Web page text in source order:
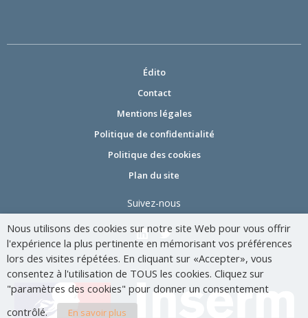
Édito
Contact
Mentions légales
Politique de confidentialité
Politique des cookies
Plan du site
Suivez-nous
Nous utilisons des cookies sur notre site Web pour vous offrir
l'expérience la plus pertinente en mémorisant vos préférences
lors des visites répétées. En cliquant sur «Accepter», vous
consentez à l'utilisation de TOUS les cookies. Cliquez sur
"paramètres des cookies" pour donner un consentement
contrôlé.
En savoir plus